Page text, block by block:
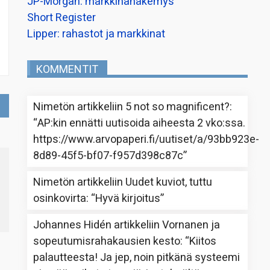
Short Register
Lipper: rahastot ja markkinat
KOMMENTIT
Nimetön artikkeliin 5 not so magnificent?:
“AP:kin ennätti uutisoida aiheesta 2 vko:ssa.
https://www.arvopaperi.fi/uutiset/a/93bb923e-
8d89-45f5-bf07-f957d398c87c”
Nimetön artikkeliin Uudet kuviot, tuttu
osinkovirta: “Hyvä kirjoitus”
Johannes Hidén artikkeliinVornanen ja
sopeutumisrahakausien kesto: “Kiitos
palautteesta! Ja jep, noin pitkänä systeemi